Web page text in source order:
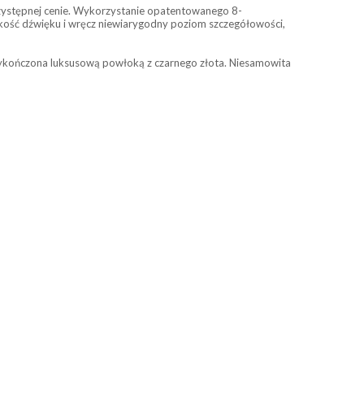
cenie. Wykorzystanie opatentowanego 8-
dźwięku i wręcz niewiarygodny poziom szczegółowości,
luksusową powłoką z czarnego złota. Niesamowita